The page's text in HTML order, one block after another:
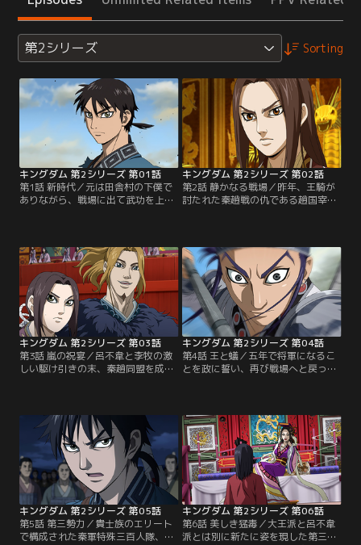
第2シリーズ Sorting
キングダム 第2シリーズ 第01話
第1話 新時代／元は田舎村の下僕で
ありながら、戦場に出て武功を上
熾烈な戦を戦い抜いてきた彼らは数
多の勝利を積み重ね、その存在は敵
にも味方にも知られるようになって
いた。一方、王宮内では秦国の若き
王、エイ政と国の実権を握る丞相、
呂不韋の権力争いが激化。【提供：
バンダイチャンネル】
キングダム 第2シリーズ 第02話
第2話 静かなる戦場／昨年、王騎が
討たれた秦趙戦の仇である趙国宰
令の昌平君より王宮に呼び寄せられ
た信と羌カイは衛兵へと姿を変え、
会見へと紛れ込む。緊迫した雰囲気
の中、固唾を呑んで見守る一同とは
裏腹に和やかに会話をすすめる呂不
韋と李牧。【提供：バンダイチャン
ネル】
キングダム 第2シリーズ 第03話
第3話 嵐の祝宴／呂不韋と李牧の激
しい駆け引きの末、秦趙同盟を成し
を奪われる程華やかな光景が広がる
が、それとは裏腹に秦趙両国の間に
は張り詰めた空気が漂っていた。そ
んな雰囲気をよそに意気揚々と宴会
の席につく信だったが、その向かい
には仇敵である李牧の姿が。【提
供：バンダイチャンネル】
キングダム 第2シリーズ 第04話
第4話 王と蟻／五年で将軍になるこ
とを政に誓い、再び戦場へと戻った
る信。そんな中、信たちのいる前線
地帯で秦国軍を押し返すべく魏国軍
が集結し、思わぬ大軍と化してい
た。この好機に、飛信隊は敵将を討
つべく単独で敵本陣を急襲する。
【提供：バンダイチャンネル】
キングダム 第2シリーズ 第05話
第5話 第三勢力／貴士族のエリート
で構成された秦軍特殊三百人隊、玉
キングダム 第2シリーズ 第06話
第6話 美しき猛毒／大王派と呂不韋
派とは別に新たに姿を現した第三勢